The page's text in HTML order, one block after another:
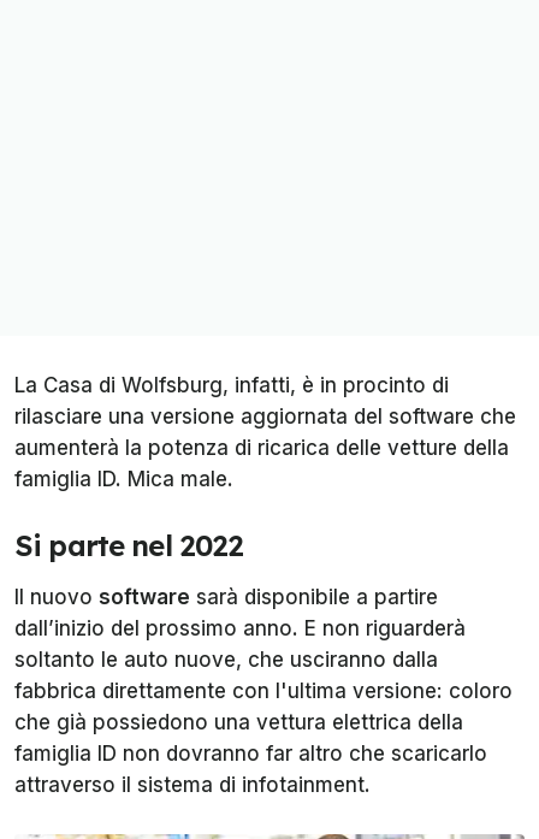
La Casa di Wolfsburg, infatti, è in procinto di
rilasciare una versione aggiornata del software che
aumenterà la potenza di ricarica delle vetture della
famiglia ID. Mica male.
Si parte nel 2022
Il nuovo software sarà disponibile a partire
dall’inizio del prossimo anno. E non riguarderà
soltanto le auto nuove, che usciranno dalla
fabbrica direttamente con l'ultima versione: coloro
che già possiedono una vettura elettrica della
famiglia ID non dovranno far altro che scaricarlo
attraverso il sistema di infotainment.